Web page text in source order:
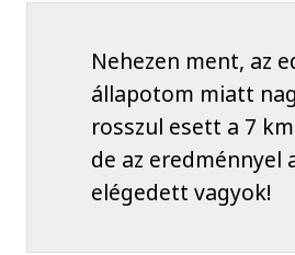
Nehezen ment, az
állapotom miatt
rosszul esett a 7
de az eredménnyel
elégedett vagyok!